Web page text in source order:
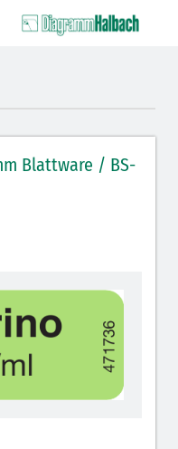
schraffiert)
Blattware / BS-